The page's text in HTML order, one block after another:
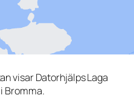
visar Datorhjälps Laga
Bromma.